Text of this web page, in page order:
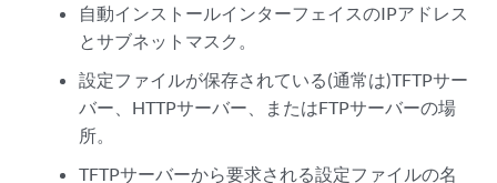
自動インストールインターフェイスのIPアドレス
とサブネットマスク。
設定ファイルが保存されている(通常は)TFTPサー
バー、HTTPサーバー、またはFTPサーバーの場
所。
TFTPサーバーから要求される設定ファイルの名